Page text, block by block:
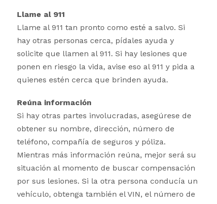
Llame al 911
Llame al 911 tan pronto como esté a salvo. Si
hay otras personas cerca, pídales ayuda y
solicite que llamen al 911. Si hay lesiones que
ponen en riesgo la vida, avise eso al 911 y pida a
quienes estén cerca que brinden ayuda.
Reúna información
Si hay otras partes involucradas, asegúrese de
obtener su nombre, dirección, número de
teléfono, compañía de seguros y póliza.
Mientras más información reúna, mejor será su
situación al momento de buscar compensación
por sus lesiones. Si la otra persona conducía un
vehículo, obtenga también el VIN, el número de